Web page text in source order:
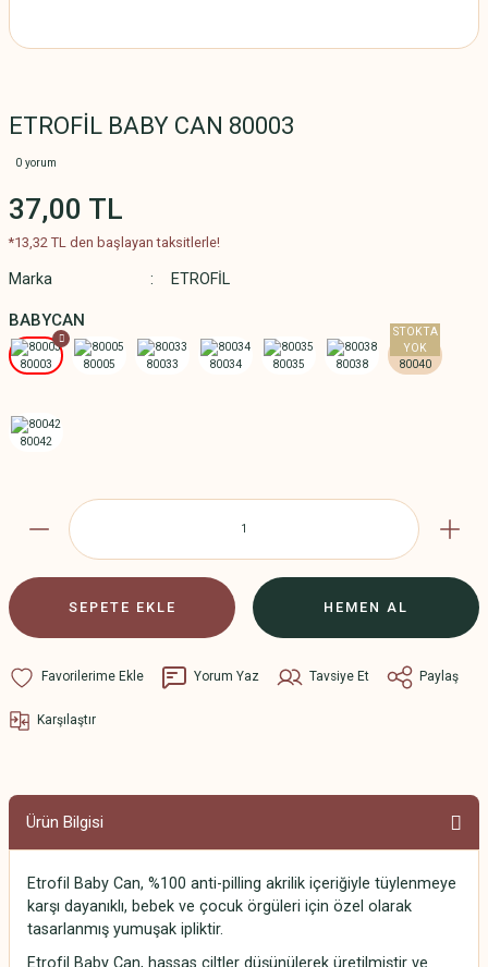
ETROFİL BABY CAN 80003
0 yorum
37,00 TL
*13,32 TL den başlayan taksitlerle!
Marka ETROFİL
BABYCAN
SEPETE EKLE HEMEN AL
Yorum Yaz Tavsiye Et Paylaş
Karşılaştır
Ürün Bilgisi
Etrofil Baby Can, %100 anti-pilling akrilik içeriğiyle tüylenmeye
karşı dayanıklı, bebek ve çocuk örgüleri için özel olarak
tasarlanmış yumuşak ipliktir.
Etrofil Baby Can, hassas ciltler düşünülerek üretilmiştir ve